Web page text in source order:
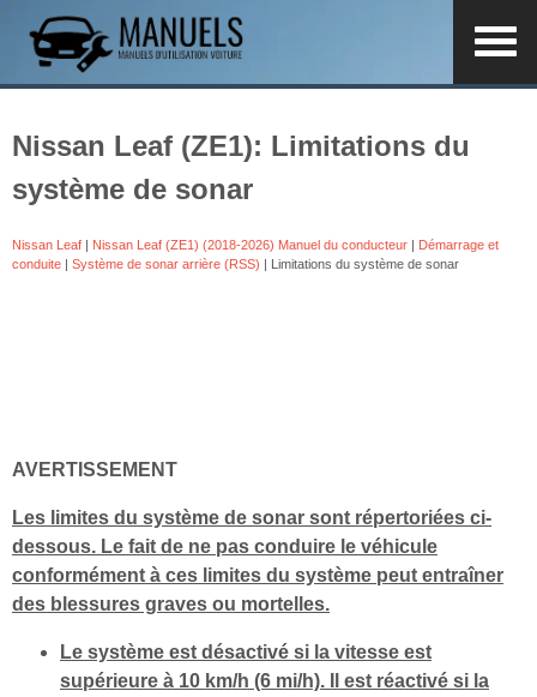
Nissan Leaf (ZE1): Limitations du
système de sonar
Nissan Leaf | Nissan Leaf (ZE1) (2018-2026) Manuel du conducteur | Démarrage et
conduite | Système de sonar arrière (RSS) | Limitations du système de sonar
AVERTISSEMENT
Les limites du système de sonar sont répertoriées ci-
dessous. Le fait de ne pas conduire le véhicule
conformément à ces limites du système peut entraîner
des blessures graves ou mortelles.
Le système est désactivé si la vitesse est
supérieure à 10 km/h (6 mi/h). Il est réactivé si la